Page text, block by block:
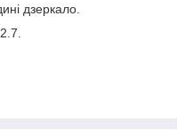
дзеркало.